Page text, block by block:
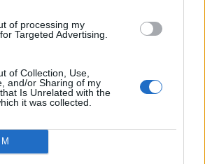
of processing my
Targeted Advertising.
of Collection, Use,
and/or Sharing of my
Is Unrelated with the
it was collected.
της Λέσβου.
εδώ: